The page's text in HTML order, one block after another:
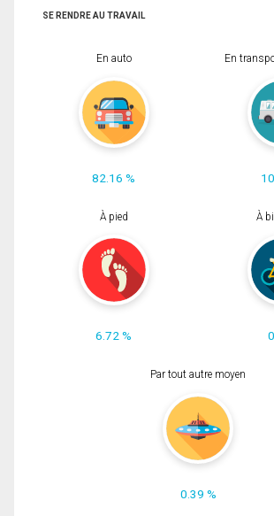
SE RENDRE AU TRAVAIL
En auto
82.16 %
En
À pied
6.72 %
À
Par tout autre moyen
0.39 %